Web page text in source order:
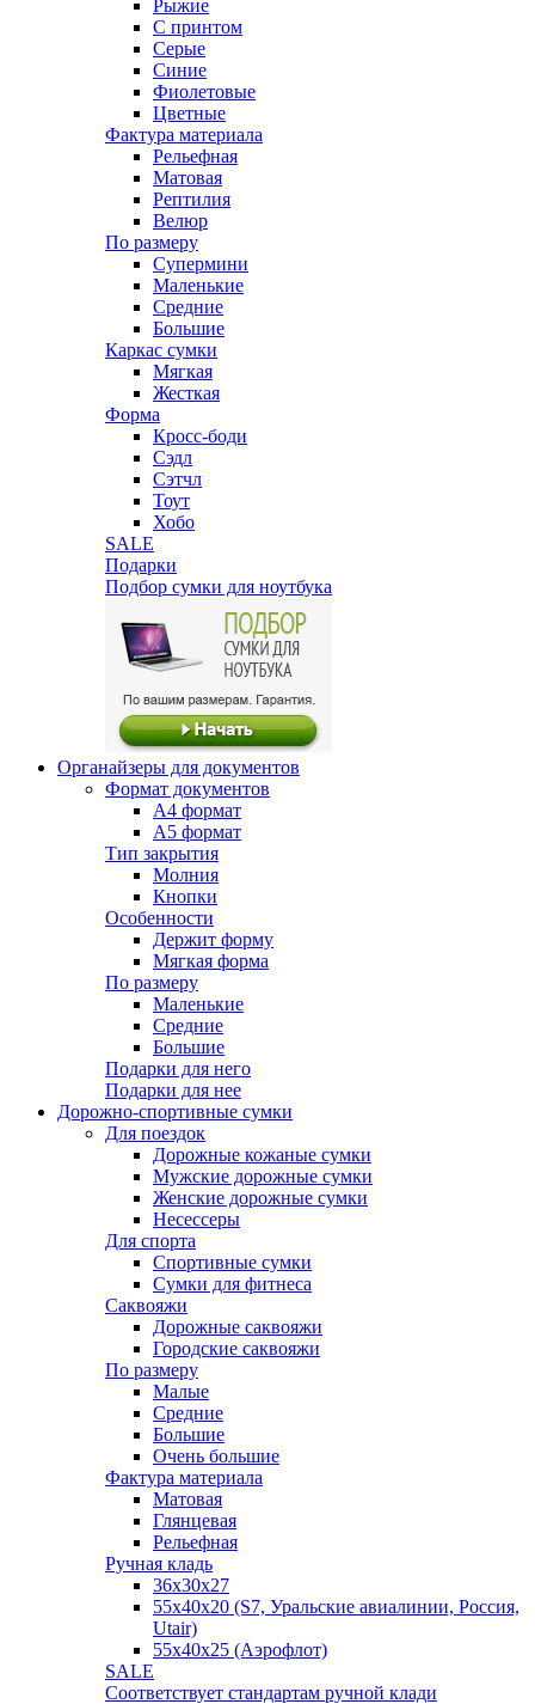
Рыжие
С принтом
Серые
Синие
Фиолетовые
Цветные
Фактура материала
Рельефная
Матовая
Рептилия
Велюр
По размеру
Супермини
Маленькие
Средние
Большие
Каркас сумки
Мягкая
Жесткая
Форма
Кросс-боди
Сэдл
Сэтчл
Тоут
Хобо
SALE
Подарки
Подбор сумки для ноутбука
Органайзеры для документов
Формат документов
А4 формат
А5 формат
Тип закрытия
Молния
Кнопки
Особенности
Держит форму
Мягкая форма
По размеру
Маленькие
Средние
Большие
Подарки для него
Подарки для нее
Дорожно-спортивные сумки
Для поездок
Дорожные кожаные сумки
Мужские дорожные сумки
Женские дорожные сумки
Несессеры
Для спорта
Спортивные сумки
Сумки для фитнеса
Саквояжи
Дорожные саквояжи
Городские саквояжи
По размеру
Малые
Средние
Большие
Очень большие
Фактура материала
Матовая
Глянцевая
Рельефная
Ручная кладь
36х30x27
55х40х20 (S7, Уральские авиалинии, Россия,
Utair)
55х40х25 (Аэрофлот)
SALE
Соответствует стандартам ручной клади